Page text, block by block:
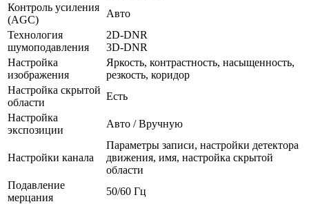
Контроль усиления
(AGC)
Авто
Технология
шумоподавления
2D-DNR
3D-DNR
Настройка
изображения
Яркость, контрастность, насыщенность,
резкость, коридор
Настройка скрытой
области
Есть
Настройка
экспозиции
Авто / Вручную
Настройки канала
Параметры записи, настройки детектора
движения, имя, настройка скрытой
области
Подавление
мерцания
50/60 Гц